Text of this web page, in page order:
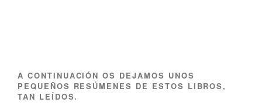
A CONTINUACIÓN OS DEJAMOS UNOS
PEQUEÑOS RESÚMENES DE ESTOS LIBROS,
TAN LEÍDOS.